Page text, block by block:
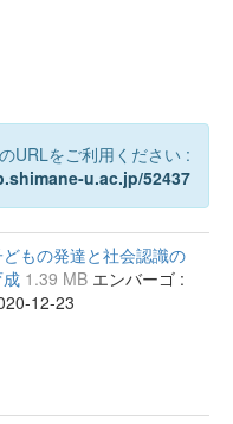
URLをご利用ください :
u.ac.jp/52437
もの発達と社会認識の
1.39 MB エンバーゴ :
12-23